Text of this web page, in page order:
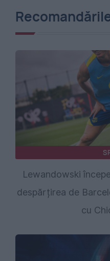
Lewandowski
despărțirea de
cu